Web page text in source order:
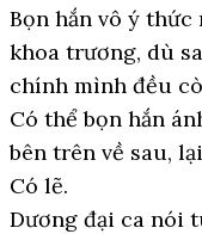
Bọn hắn vô ý
khoa trương, dù
chính mình đều
Có thể bọn hắn
bên trên về sau,
Có lẽ.
Dương đại ca nói